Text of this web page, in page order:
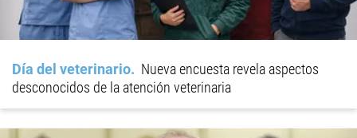
Día del veterinario
Nueva encuesta revela aspectos
desconocidos de la atención veterinaria